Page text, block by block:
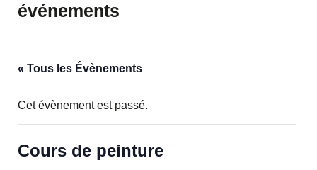
événements
« Tous les Évènements
Cet évènement est passé.
Cours de peinture